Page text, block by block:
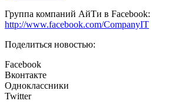
Группа компаний АйТи в Facebook:
http://www.facebook.com/CompanyIT
Поделиться новостью:
Facebook
Вконтакте
Одноклассники
Twitter